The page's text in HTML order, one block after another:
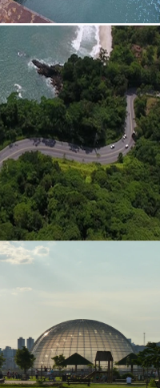
- Lote Litoral
- Água Branca, Villa-
Portinari